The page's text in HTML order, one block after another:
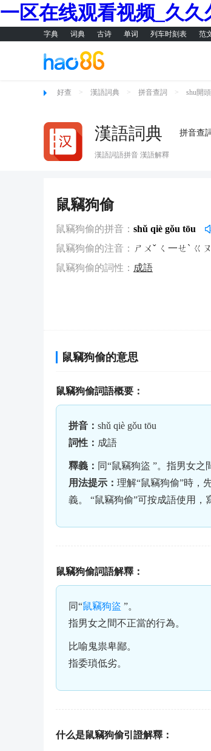
一区在线观看视频_久
字典 词典 古诗 单词 列车时刻表 范
好查 > 漢語詞典 > 拼音查詞 > shu開
漢語詞典 拼音查詞
漢語詞語拼音 漢語解釋
鼠竊狗偷
鼠竊狗偷的拼音： shǔ qiè gǒu tōu
鼠竊狗偷的注音：
ㄕㄨˇ ㄑ一ㄝˋ ㄍ
鼠竊狗偷的詞性： 成語
鼠竊狗偷的意思
鼠竊狗偷詞語概要：
拼音： shǔ qiè gǒu tōu
詞性： 成語
釋義： 同“鼠竊狗盜 ”。指男女之
用法提示： 理解“鼠竊狗偷”時，
義。 “鼠竊狗偷”可按成語使用，
鼠竊狗偷詞語解釋：
同“鼠竊狗盜 ”。
指男女之間不正當的行為。
比喻鬼祟卑鄙。
指委瑣低劣。
什么是鼠竊狗偷引證解釋：